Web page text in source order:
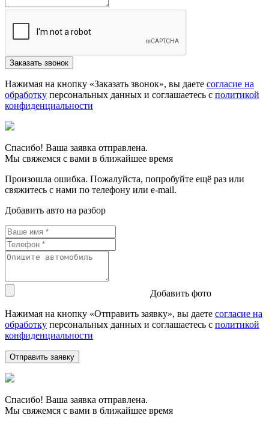
Нажимая на кнопку «Заказать звонок», вы даете согласие на
обработку персональных данных и соглашаетесь c политикой
конфиденциальности
Спасибо! Ваша заявка отправлена.
Мы свяжемся с вами в ближайшее время
Произошла ошибка. Пожалуйста, попробуйте ещё раз или
свяжитесь с нами по телефону или e-mail.
Добавить авто на разбор
Добавить фото
Нажимая на кнопку «Отправить заявку», вы даете согласие на
обработку персональных данных и соглашаетесь c политикой
конфиденциальности
Спасибо! Ваша заявка отправлена.
Мы свяжемся с вами в ближайшее время